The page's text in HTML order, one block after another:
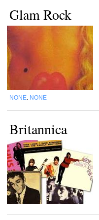
Glam Rock
NONE NONE
Britannica